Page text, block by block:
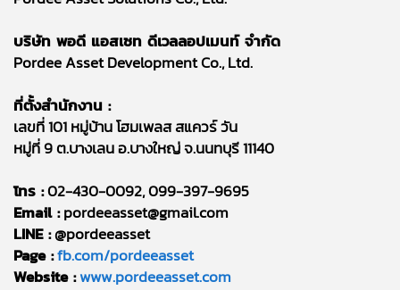
บริษัท พอดี แอสเซท ดีเวลลอปเมนท์ จำกัด
Pordee Asset Development Co., Ltd.
ที่ตั้งสำนักงาน :
เลขที่ 101 หมู่บ้าน โฮมเพลส สแควร์ วัน
หมู่ที่ 9 ต.บางเลน อ.บางใหญ่ จ.นนทบุรี 11140
โทร :02-430-0092, 099-397-9695
Email :pordeeasset@gmail.com
LINE :@pordeeasset
Page :fb.com/pordeeasset
Website :www.pordeeasset.com